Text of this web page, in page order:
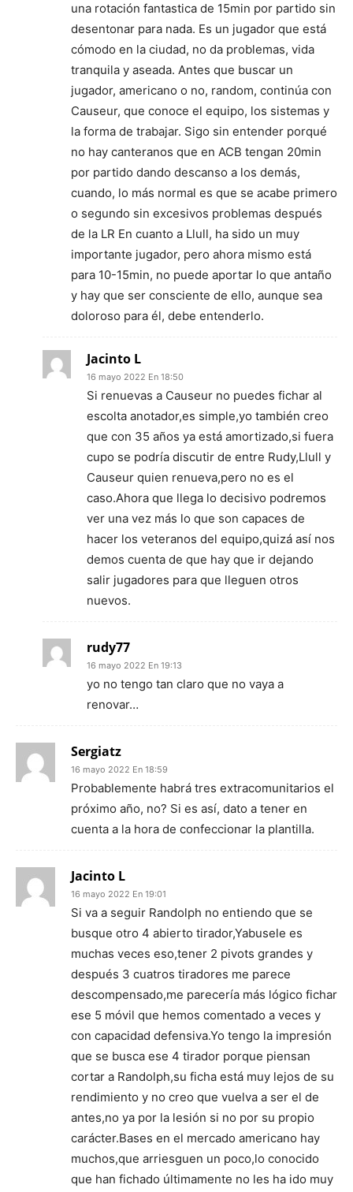
una rotación fantastica de 15min por partido sin
desentonar para nada. Es un jugador que está
cómodo en la ciudad, no da problemas, vida
tranquila y aseada. Antes que buscar un
jugador, americano o no, random, continúa con
Causeur, que conoce el equipo, los sistemas y
la forma de trabajar. Sigo sin entender porqué
no hay canteranos que en ACB tengan 20min
por partido dando descanso a los demás,
cuando, lo más normal es que se acabe primero
o segundo sin excesivos problemas después
de la LR En cuanto a Llull, ha sido un muy
importante jugador, pero ahora mismo está
para 10-15min, no puede aportar lo que antaño
y hay que ser consciente de ello, aunque sea
doloroso para él, debe entenderlo.
Jacinto L
16 mayo 2022 En 18:50
Si renuevas a Causeur no puedes fichar al
escolta anotador,es simple,yo también creo
que con 35 años ya está amortizado,si fuera
cupo se podría discutir de entre Rudy,Llull y
Causeur quien renueva,pero no es el
caso.Ahora que llega lo decisivo podremos
ver una vez más lo que son capaces de
hacer los veteranos del equipo,quizá así nos
demos cuenta de que hay que ir dejando
salir jugadores para que lleguen otros
nuevos.
rudy77
16 mayo 2022 En 19:13
yo no tengo tan claro que no vaya a
renovar…
Sergiatz
16 mayo 2022 En 18:59
Probablemente habrá tres extracomunitarios el
próximo año, no? Si es así, dato a tener en
cuenta a la hora de confeccionar la plantilla.
Jacinto L
16 mayo 2022 En 19:01
Si va a seguir Randolph no entiendo que se
busque otro 4 abierto tirador,Yabusele es
muchas veces eso,tener 2 pivots grandes y
después 3 cuatros tiradores me parece
descompensado,me parecería más lógico fichar
ese 5 móvil que hemos comentado a veces y
con capacidad defensiva.Yo tengo la impresión
que se busca ese 4 tirador porque piensan
cortar a Randolph,su ficha está muy lejos de su
rendimiento y no creo que vuelva a ser el de
antes,no ya por la lesión si no por su propio
carácter.Bases en el mercado americano hay
muchos,que arriesguen un poco,lo conocido
que han fichado últimamente no les ha ido muy